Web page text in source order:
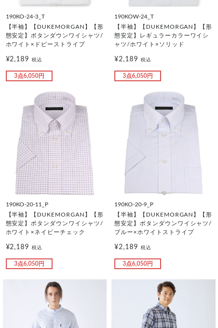
190KO-24-3_T
【半袖】【DUKEMORGAN】【形
態安定】ボタンダウンワイシャツ/
ホワイト×ドビーストライプ
¥2,189税込
3点6,050円
190KOW-24_T
【半袖】【DUKEMORGAN】【形
態安定】レギュラーカラーワイシ
ャツ/ホワイト×ソリッド
¥2,189 税込
3点6,050円
190KO-20-11_P
【半袖】【DUKEMORGAN】【形
態安定】ボタンダウンワイシャツ/
ホワイト×ネイビーチェック
¥2,189税込
3点6,050円
190KO-20-9_P
【半袖】【DUKEMORGAN】【形
態安定】ボタンダウンワイシャツ/
ブルー×ホワイトストライプ
¥2,189 税込
3点6,050円